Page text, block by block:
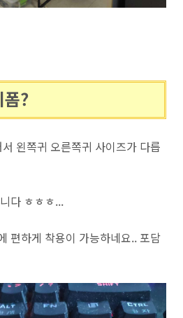
?
왼쪽귀 오른쪽귀 사이즈가 다릅
다 ㅎㅎㅎ...
편하게 착용이 가능하네요.. 포담